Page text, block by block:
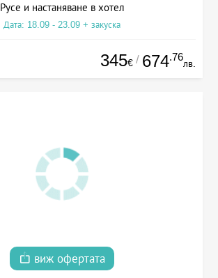
Русе и настаняване в хотел
Дата: 18.09 - 23.09 + закуска
345€ / 674.76
лв.
виж офертата